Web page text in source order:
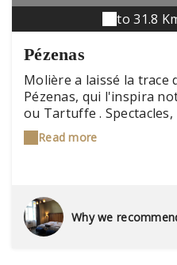
to 31.8
Pézenas
Molière a laissé la trace
Pézenas, qui l'inspira
ou Tartuffe . Spectacles,
compagnie, visites
quotidien de la ville, qui
pour une plongée
Molière et sa troupe y
Read more
Why we